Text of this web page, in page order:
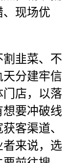
现场优
韭菜、不
分建牢信
店，以落
要冲破线
客渠道、
来说，选